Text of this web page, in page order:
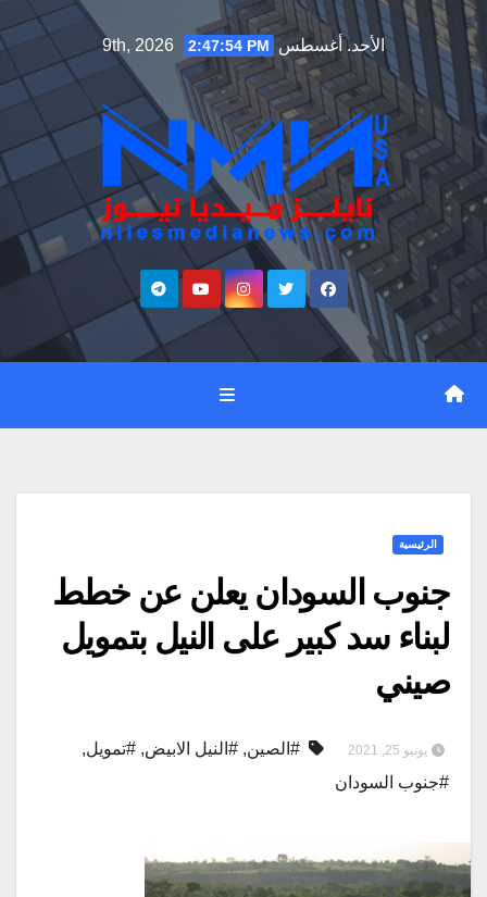
Skip
to
content
الأحد. أغسطس 9th, 2026 2:47:55 PM
الرئيسية
جنوب السودان يعلن عن خطط
لبناء سد كبير على النيل بتمويل
صيني
يونيو 25, 2021 #الصين, #النيل الابيض, #تمويل,
#جنوب السودان